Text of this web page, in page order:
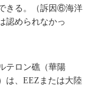
きる。（訴因⑥海洋
認められなかっ
テロン礁（華陽
、
EEZ または大陸